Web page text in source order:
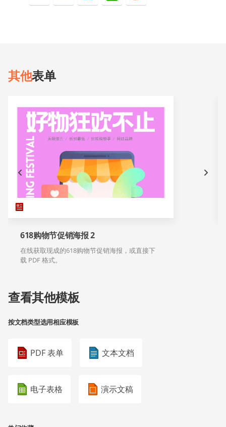
其他表单
618购物节促销海报 2
在线获取现成的618购物节促销海报，或直接下
载 PDF 格式。
查看其他模板
按文档类型选用相应模板
PDF 表单 文本文档
电子表格 演示文稿